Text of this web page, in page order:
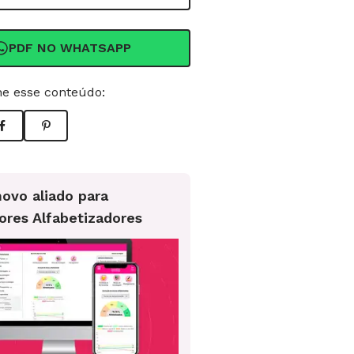
PDF NO WHATSAPP
esse conteúdo:
aliado para
Alfabetizadores